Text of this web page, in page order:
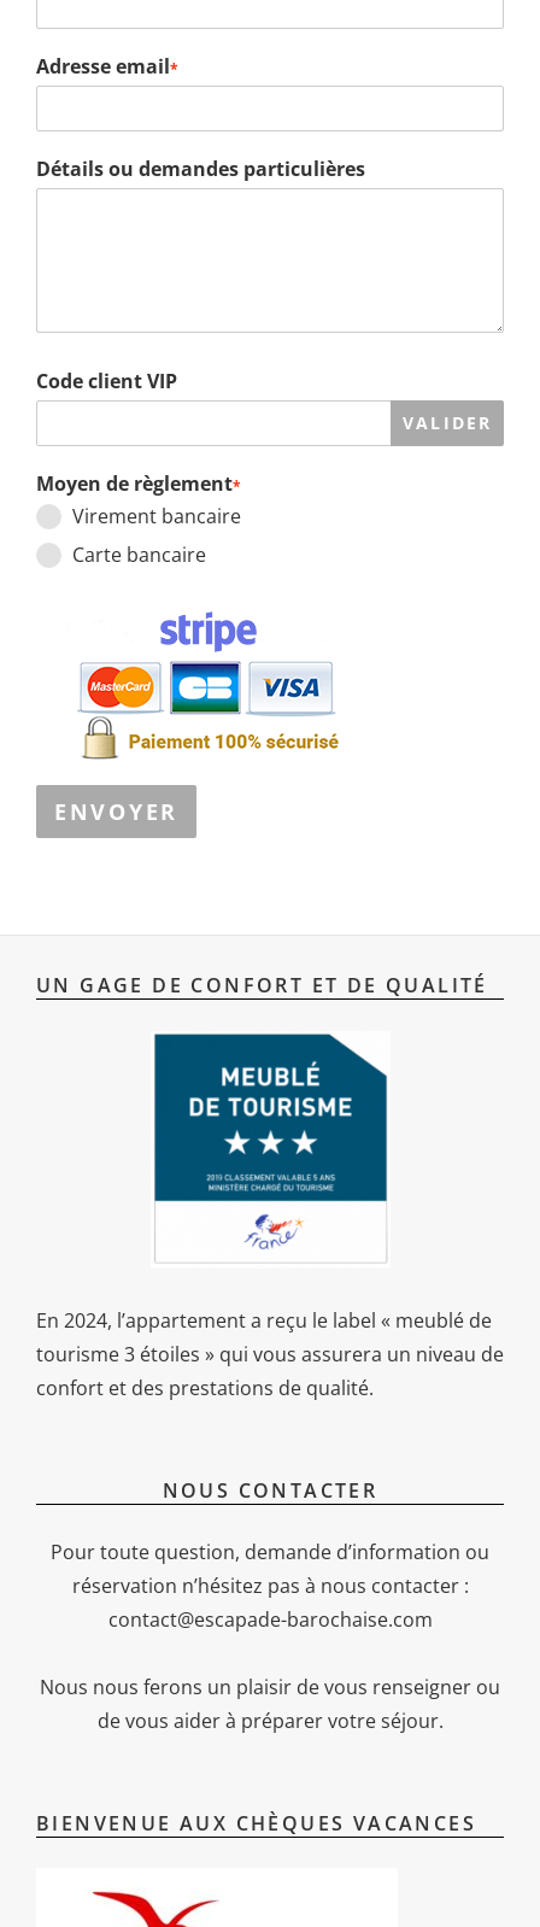
Adresse email*
Détails ou demandes particulières
Code client VIP
VALIDER
Moyen de règlement*
Virement bancaire
Carte bancaire
ENVOYER
UN GAGE DE CONFORT ET DE QUALITÉ
En 2024, l’appartement a reçu le label « meublé de
tourisme 3 étoiles » qui vous assurera un niveau de
confort et des prestations de qualité.
NOUS CONTACTER
Pour toute question, demande d’information ou
réservation n’hésitez pas à nous contacter :
contact@escapade-barochaise.com
Nous nous ferons un plaisir de vous renseigner ou
de vous aider à préparer votre séjour.
BIENVENUE AUX CHÈQUES VACANCES